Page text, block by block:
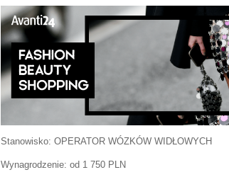
Stanowisko: OPERATOR WÓZKÓW WIDŁOWYCH
Wynagrodzenie: od 1 750 PLN